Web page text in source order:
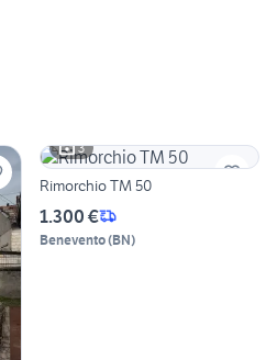
3
Rimorchio TM 50
1.300 €
Benevento(BN)